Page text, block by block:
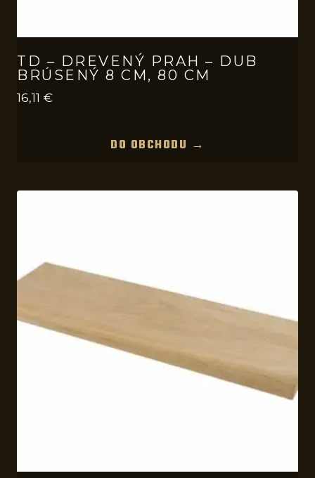
TD – DREVENÝ PRAH – DUB
BRÚSENÝ 8 CM, 80 CM
16,11 €
DO OBCHODU →